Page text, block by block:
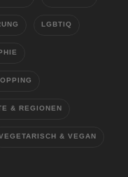
LGBTIQ
& REGIONEN
& VEGAN